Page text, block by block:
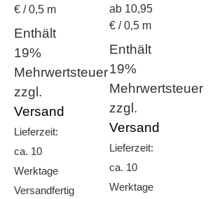
€ / 0,5 m
Enthält
19%
Mehrwertsteuer
zzgl.
Versand
Lieferzeit:
ca. 10
Werktage
Versandfertig
ab 10,95
€ / 0,5 m
Enthält
19%
Mehrwertsteuer
zzgl.
Versand
Lieferzeit:
ca. 10
Werktage